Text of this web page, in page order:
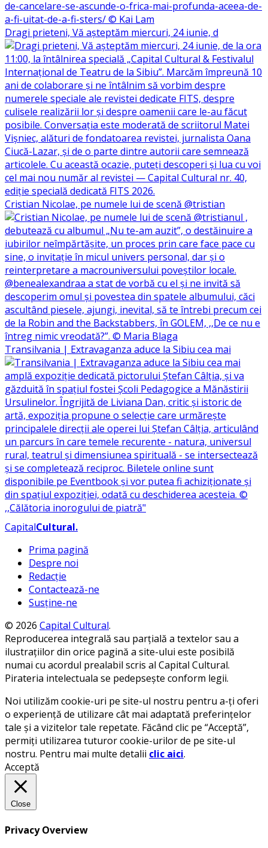
Dragi prieteni, Vă așteptăm miercuri, 24 iunie, d
Cristian Nicolae, pe numele lui de scenă @tristian
Transilvania | Extravaganza aduce la Sibiu cea mai
CapitalCultural.
Prima pagină
Despre noi
Redacție
Contactează-ne
Susține-ne
© 2026 Capital Cultural.
Reproducerea integrală sau parțială a textelor sau a
ilustrațiilor din orice pagină a site-ului este posibilă
numai cu acordul prealabil scris al Capital Cultural.
Pirateria intelectuala se pedepsește conform legii.
Noi utilizăm cookie-uri pe site-ul nostru pentru a-ți oferi
o experiență de utilizare cât mai adaptată preferințelor
tale și a vizitelor tale repetate. Făcând clic pe “Acceptă”,
permiți utilizarea tuturor cookie-urilor de pe site-ul
nostru. Pentru mai multe detalii clic aici.
Acceptă
Close
Privacy Overview